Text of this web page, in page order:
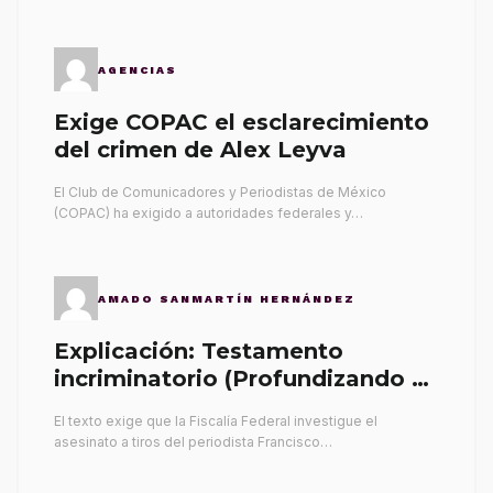
AGENCIAS
Exige COPAC el esclarecimiento
del crimen de Alex Leyva
El Club de Comunicadores y Periodistas de México
(COPAC) ha exigido a autoridades federales y…
AMADO SANMARTÍN HERNÁNDEZ
Explicación: Testamento
incriminatorio (Profundizando su
El texto exige que la Fiscalía Federal investigue el
asesinato a tiros del periodista Francisco…